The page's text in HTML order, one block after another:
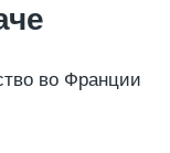
во Франции